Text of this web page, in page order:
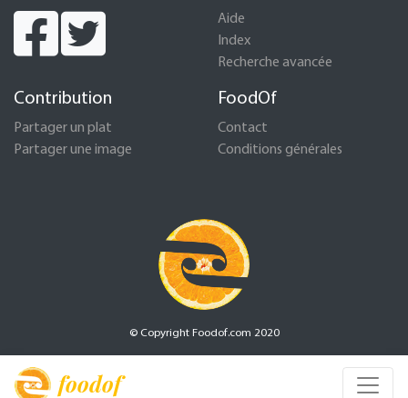
foodof
Aide
Index
Recherche avancée
Contribution
Partager un plat
Partager une image
FoodOf
Contact
Conditions générales
© Copyright Foodof.com 2020